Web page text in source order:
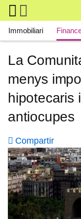
Skip to main content
Main navigation
Immobiliari
La
menys
hipotecaris
antiocupes
Compartir